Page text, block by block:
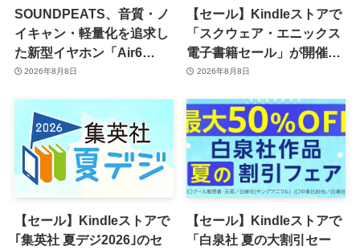
SOUNDPEATS、音質・ノ
イキャン・軽量化を追求し
た新型イヤホン「Air6
Pro」を8月28日に発売へ
2026年8月8日
【セール】Kindleストアで
「スクウェア・エニックス
電子書籍セール」が開催中
ｰ コミックやゲーム関連書
2026年8月8日
【セール】Kindleストアで
｢集英社 夏デジ2026｣のセ
【セール】Kindleストアで
「白泉社 夏の大割引セー